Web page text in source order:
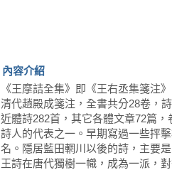
內容介紹
《王摩詰全集》即《王右丞集箋注
清代趙殿成箋注，全書共分28卷，
近體詩282首，其它各體文章72篇
詩人的代表之一。早期寫過一些抨
名。隱居藍田輞川以後的詩，主要
王詩在唐代獨樹一幟，成為一派，